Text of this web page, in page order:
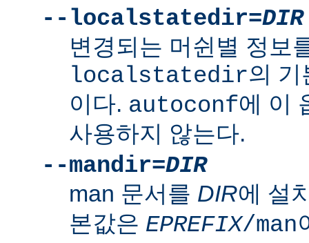
--localstatedir=DIR
변경되는 머쉰별 정보
localstatedir의
이다. autoconf에 이
사용하지 않는다.
--mandir=DIR
man 문서를 DIR에 설
본값은 EPREFIX/man